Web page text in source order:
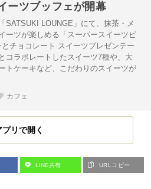
ーツブッフェが開幕
SATSUKI LOUNGE」にて、抹茶・メ
ーツが楽しめる「スーパースイーツビ
チョコレート スイーツプレゼンテー
コラボレートしたスイーツ7種や、大
トケーキなど、こだわりのスイーツが
カフェ
プリで開く
LINE共有 URLコピー